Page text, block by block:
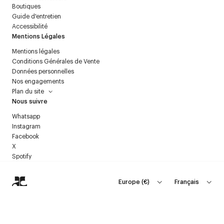
Blanc : Lumineux, pur, emblématique.
Noir : Intemporel, classique, contrastant.
Teintes neutres : Élégantes, polyvalentes, raffinées.
À travers ses collections, Courrèges réinvente son héritage tout en
répondant aux attentes contemporaines. Les tops de luxe, qu’ils soient
en vinyle ou en matières précieuses, capturent l’essence de la maison :
une élégance audacieuse tournée vers l’avenir.
Boutiques
Guide d'entretien
Accessibilité
Mentions Légales
Mentions légales
Conditions Générales de Vente
Données personnelles
Nos engagements
Plan du site
Nous suivre
Whatsapp
Instagram
Facebook
X
Spotify
Europe(€) Français